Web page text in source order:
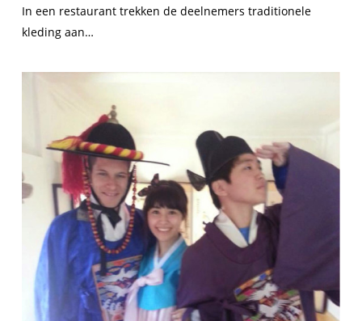
In een restaurant trekken de deelnemers traditionele
kleding aan…